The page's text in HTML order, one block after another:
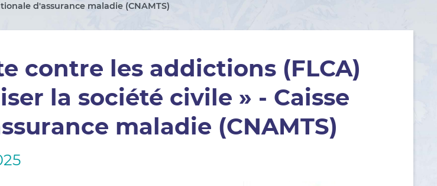
d'assurance maladie (CNAMTS)
contre les addictions (FLCA)
la société civile » - Caisse
maladie (CNAMTS)